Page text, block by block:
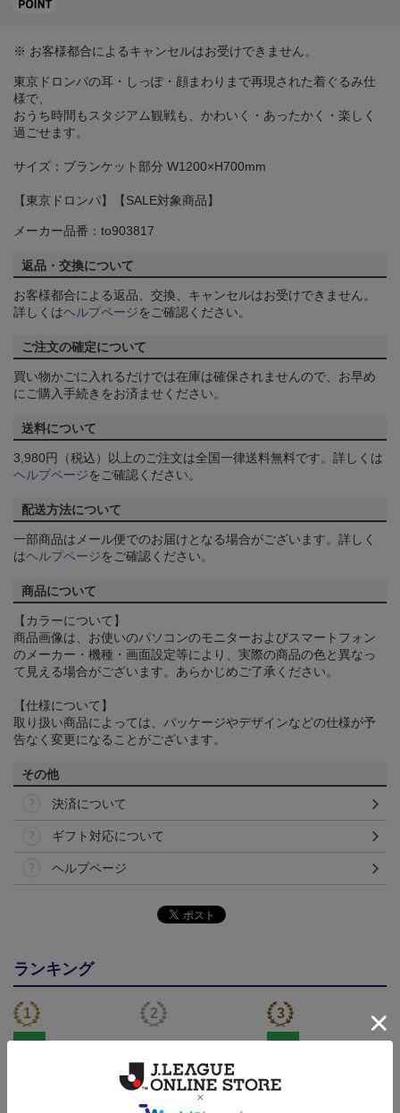
※ お客様都合によるキャンセルはお受けできません。
東京ドロンパの耳・しっぽ・顔まわりまで再現された着ぐるみ仕
様で、
おうち時間もスタジアム観戦も、かわいく・あったかく・楽しく
過ごせます。
サイズ：ブランケット部分 W1200×H700mm
【東京ドロンパ】【SALE対象商品】
メーカー品番：to903817
返品・交換について
お客様都合による返品、交換、キャンセルはお受けできません。
詳しくはヘルプページをご確認ください。
ご注文の確定について
買い物かごに入れるだけでは在庫は確保されませんので、お早め
にご購入手続きをお済ませください。
送料について
3,980円（税込）以上のご注文は全国一律送料無料です。詳しくは
ヘルプページをご確認ください。
配送方法について
一部商品はメール便でのお届けとなる場合がございます。詳しく
はヘルプページをご確認ください。
商品について
【カラーについて】
商品画像は、お使いのパソコンのモニターおよびスマートフォン
のメーカー・機種・画面設定等により、実際の商品の色と異なっ
て見える場合がございます。あらかじめご了承ください。
【仕様について】
取り扱い商品によっては、パッケージやデザインなどの仕様が予
告なく変更になることがございます。
その他
決済について
ギフト対応について
ヘルプページ
ランキング